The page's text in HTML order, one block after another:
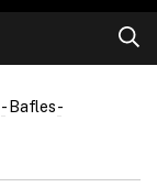
- Bafles-